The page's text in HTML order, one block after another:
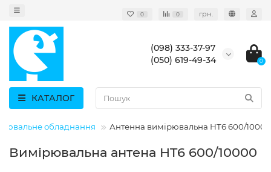
0 0 грн.
(098) 333-37-97
(050) 619-49-34
0
КАТАЛОГ
обладнання Антенна вимірювальна HT6 600/10000
Вимірювальна антена HT6 600/10000